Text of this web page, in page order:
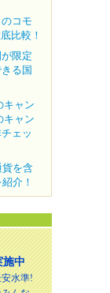
コモ
比較！
限定
る国
キャン
キャン
ェッ
貨を含
介！
施中
水準!